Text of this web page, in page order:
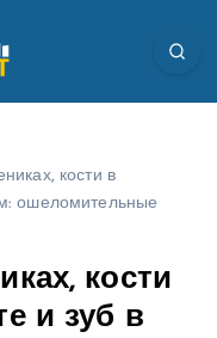
кости в
ошеломительные
кости
и зуб в